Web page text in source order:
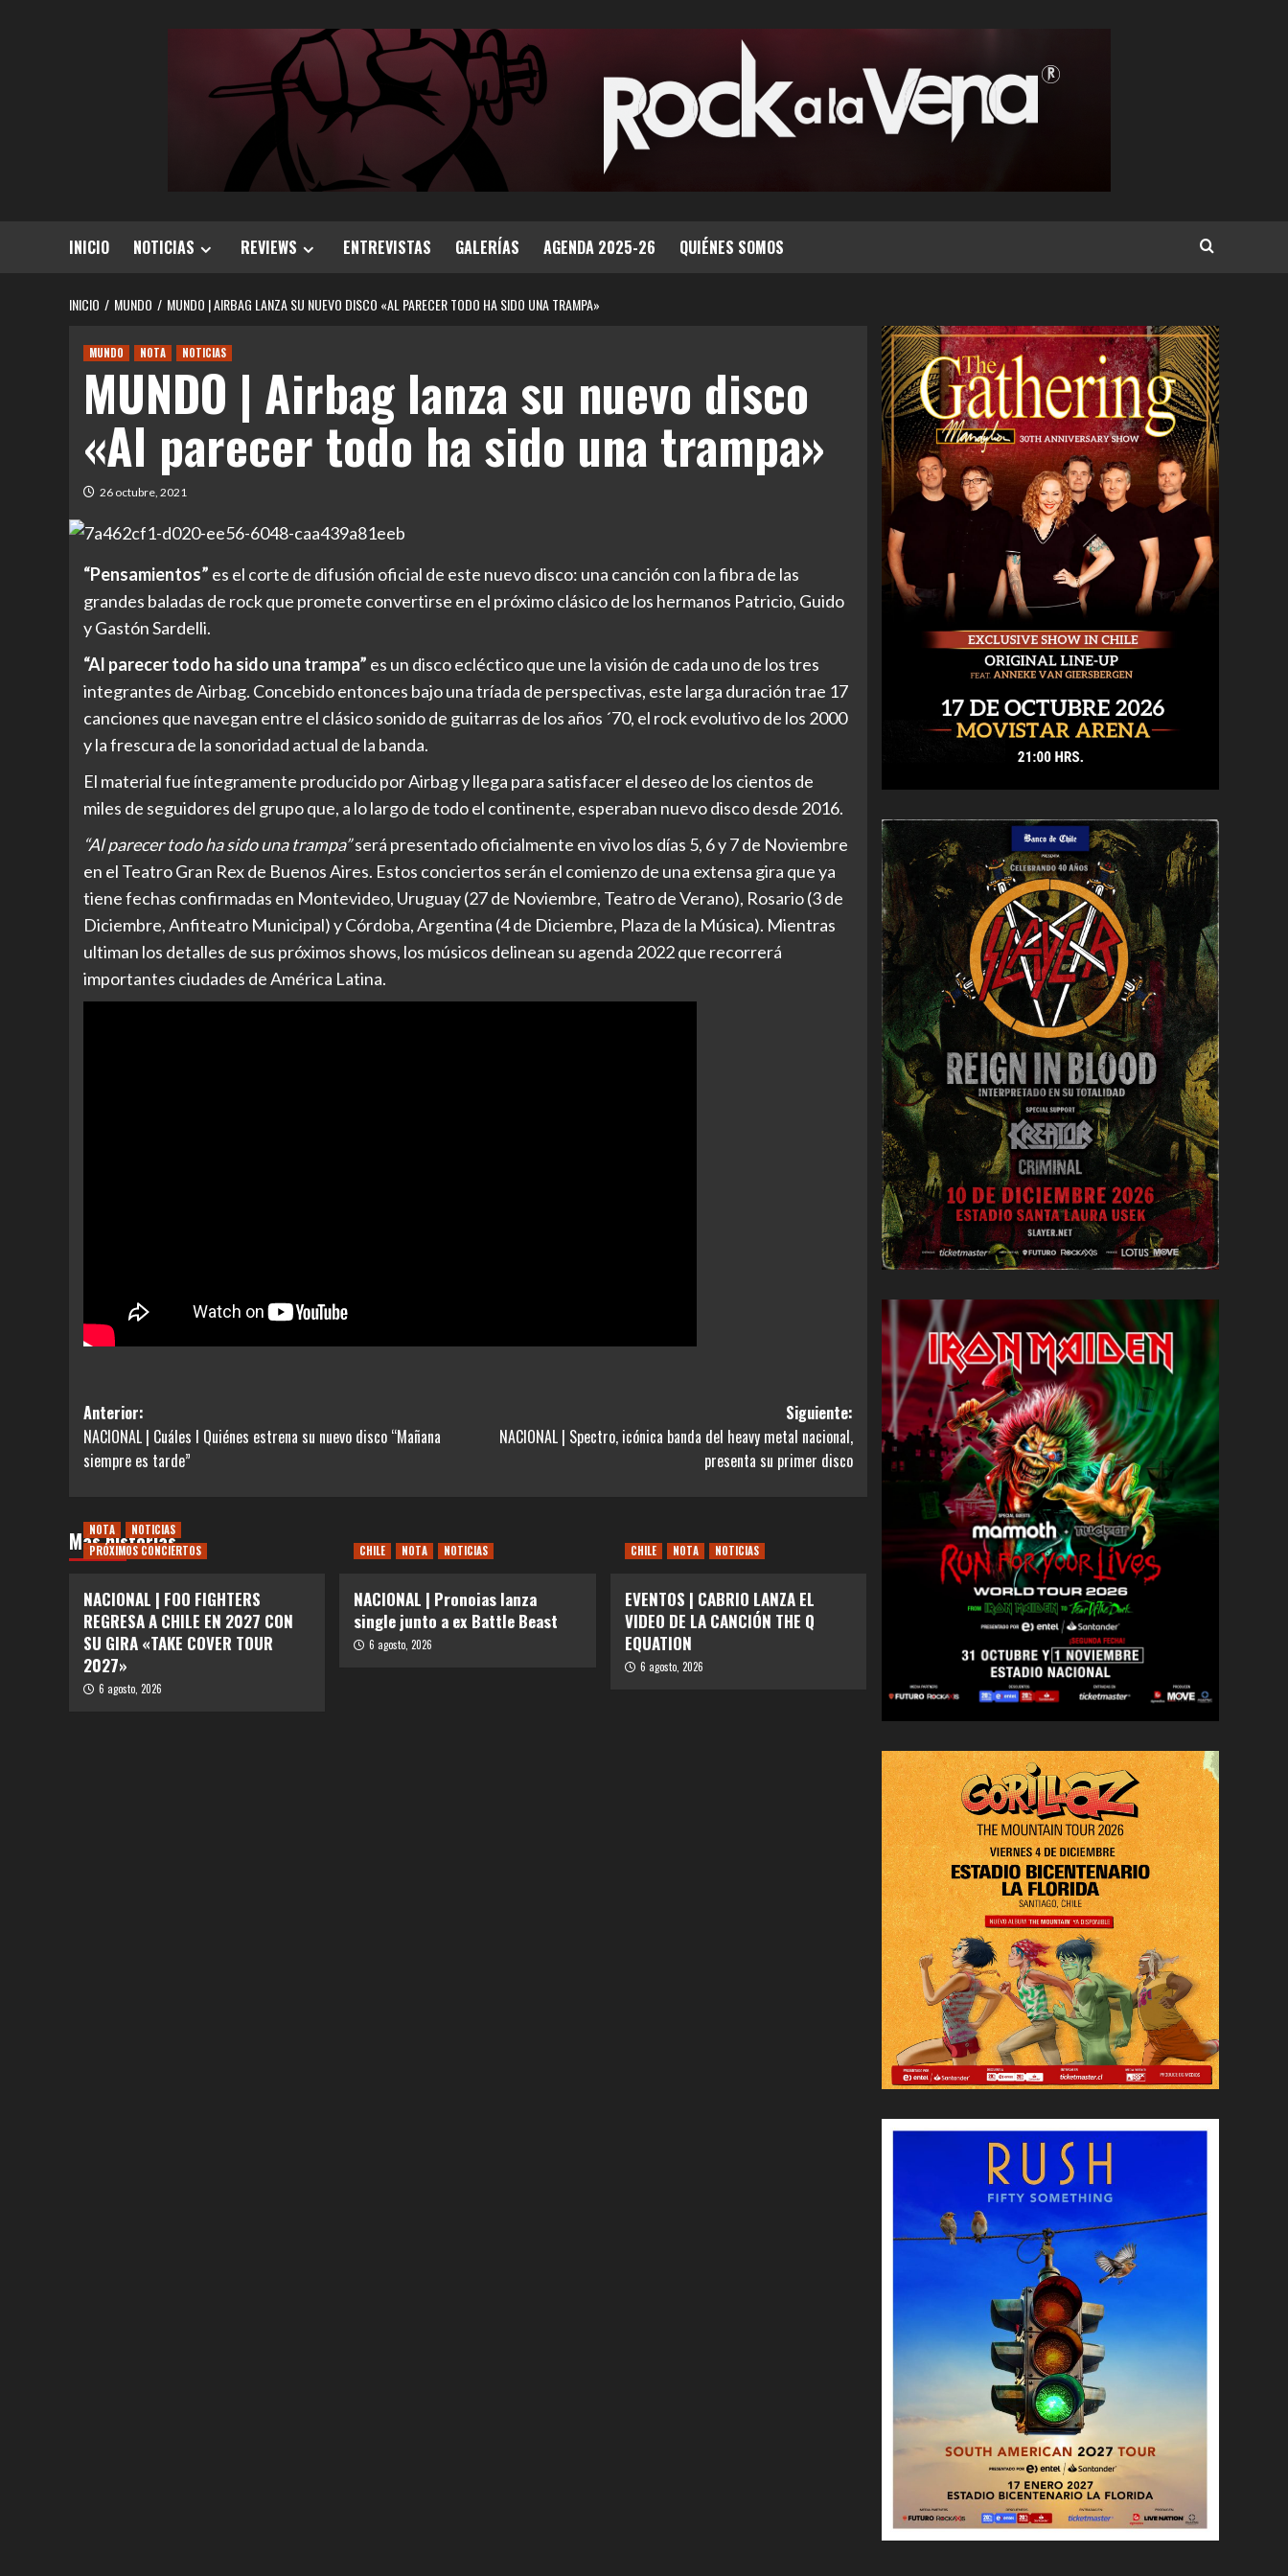
INICIO NOTICIAS REVIEWS ENTREVISTAS GALERÍAS AGENDA 2025-26 QUIÉNES SOMOS
INICIO MUNDO MUNDO | AIRBAG LANZA SU NUEVO DISCO «AL PARECER TODO HA SIDO UNA TRAMPA»
MUNDO NOTA NOTICIAS
MUNDO | Airbag lanza su nuevo disco
«Al parecer todo ha sido una trampa»
26 octubre, 2021
“Pensamientos” es el corte de difusión oficial de este nuevo disco: una canción con la fibra de las
grandes baladas de rock que promete convertirse en el próximo clásico de los hermanos Patricio, Guido
y Gastón Sardelli.
“Al parecer todo ha sido una trampa” es un disco ecléctico que une la visión de cada uno de los tres
integrantes de Airbag. Concebido entonces bajo una tríada de perspectivas, este larga duración trae 17
canciones que navegan entre el clásico sonido de guitarras de los años ´70, el rock evolutivo de los 2000
y la frescura de la sonoridad actual de la banda.
El material fue íntegramente producido por Airbag y llega para satisfacer el deseo de los cientos de
miles de seguidores del grupo que, a lo largo de todo el continente, esperaban nuevo disco desde 2016.
“Al parecer todo ha sido una trampa”será presentado oficialmente en vivo los días 5, 6 y 7 de Noviembre
en el Teatro Gran Rex de Buenos Aires. Estos conciertos serán el comienzo de una extensa gira que ya
tiene fechas confirmadas en Montevideo, Uruguay (27 de Noviembre, Teatro de Verano), Rosario (3 de
Diciembre, Anfiteatro Municipal) y Córdoba, Argentina (4 de Diciembre, Plaza de la Música). Mientras
ultiman los detalles de sus próximos shows, los músicos delinean su agenda 2022 que recorrerá
importantes ciudades de América Latina.
Navegación
de
entradas
Anterior:
NACIONAL | Cuáles I Quiénes estrena su nuevo disco “Mañana
siempre es tarde”
Siguiente:
NACIONAL | Spectro, icónica banda del heavy metal nacional,
presenta su primer disco
Más historias
NOTA
NOTICIAS
PRÓXIMOS CONCIERTOS
NACIONAL | FOO FIGHTERS
REGRESA A CHILE EN 2027 CON
SU GIRA «TAKE COVER TOUR
2027»
6 agosto, 2026
CHILE NOTA NOTICIAS
NACIONAL | Pronoias lanza
single junto a ex Battle Beast
6 agosto, 2026
CHILE NOTA NOTICIAS
EVENTOS | CABRIO LANZA EL
VIDEO DE LA CANCIÓN THE Q
EQUATION
6 agosto, 2026